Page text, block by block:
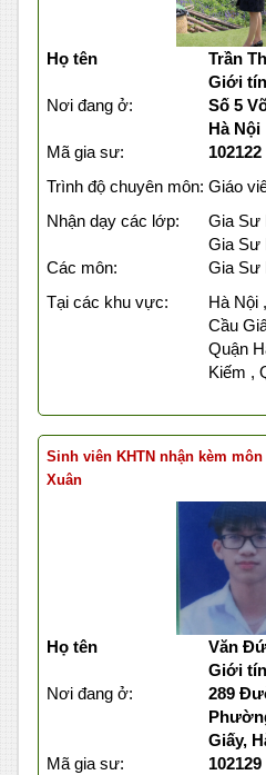
Họ tên
Trần
Giới
Nơi đang ở:
Số 5
Hà Nội
Mã gia sư:
102122
Trình độ chuyên môn: Giáo
Nhận dạy các lớp:
Gia Sư
Gia Sư
Các môn:
Gia Sư
Tại các khu vực:
Hà Nội
Cầu
Quận
Kiếm ,
Sinh viên KHTN nhận kèm
Xuân
Họ tên
Văn
Giới
Nơi đang ở:
289
Giấy,
Mã gia sư:
102129